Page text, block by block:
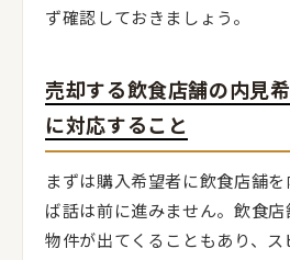
ず確認しておきましょう。
売却する飲食店舗の内見
に対応すること
まずは購入希望者に飲食店舗
ば話は前に進みません。飲食
物件が出てくることもあり、